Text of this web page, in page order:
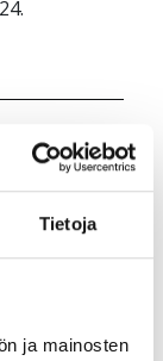
Tietoja
ja mainosten